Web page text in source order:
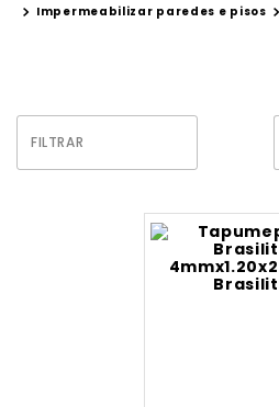
Impermeabilizar paredes e pisos
FILTRAR